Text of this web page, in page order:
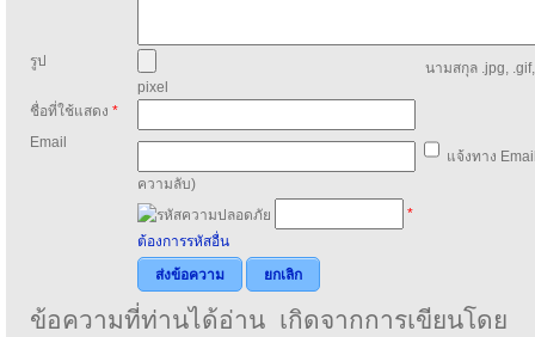
รูป
นามสกุล .jpg,
pixel
ชื่อที่ใช้แสดง *
Email
แจ้งทาง
ความลับ)
*
ต้องการรหัสอื่น
ส่งข้อความ
ยกเลิก
ข้อความที่ท่านได้อ่าน เกิดจากการเขียนโดย